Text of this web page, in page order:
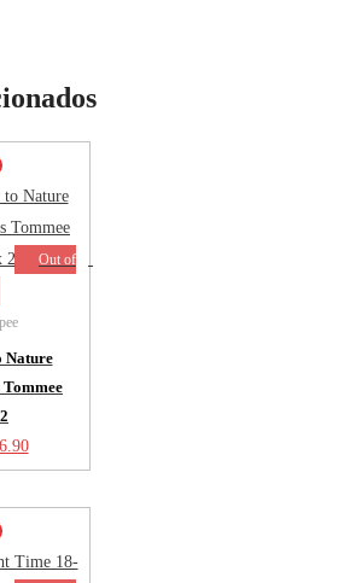
Out of
Nature
Tommee
El
precio
actual
S/36.90.